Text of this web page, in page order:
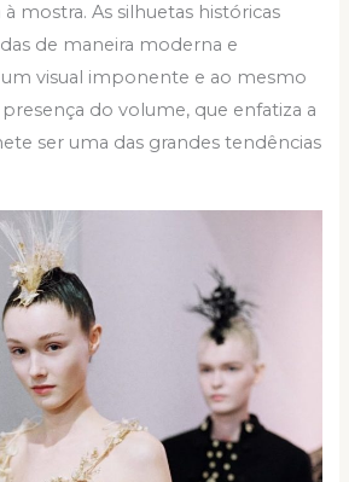
mostra. As silhuetas históricas
de maneira moderna e
visual imponente e ao mesmo
do volume, que enfatiza a
ser uma das grandes tendências